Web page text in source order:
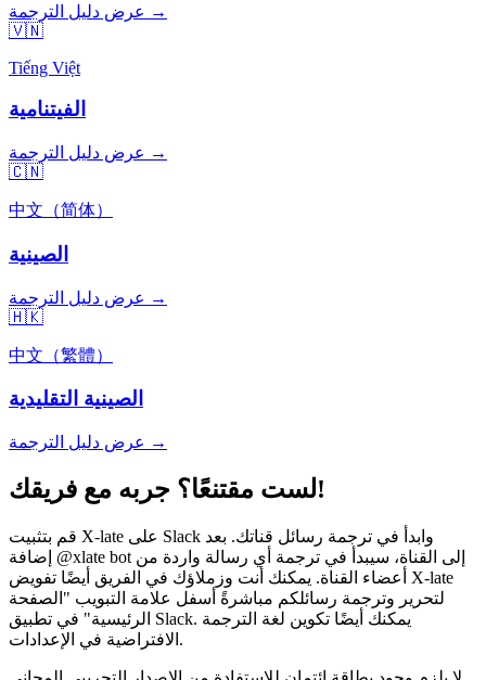
عرض دليل الترجمة →
🇻🇳
Tiếng Việt
الفيتنامية
عرض دليل الترجمة →
🇨🇳
中文（简体）
الصينية
عرض دليل الترجمة →
🇭🇰
中文（繁體）
الصينية التقليدية
عرض دليل الترجمة →
لست مقتنعًا؟ جربه مع فريقك!
قم بتثبيت X-late على Slack وابدأ في ترجمة رسائل قناتك. بعد
إضافة @xlate bot إلى القناة، سيبدأ في ترجمة أي رسالة واردة من
أعضاء القناة. يمكنك أنت وزملاؤك في الفريق أيضًا تفويض X-late
لتحرير وترجمة رسائلكم مباشرةً أسفل علامة التبويب "الصفحة
الرئيسية" في تطبيق Slack. يمكنك أيضًا تكوين لغة الترجمة
الافتراضية في الإعدادات.